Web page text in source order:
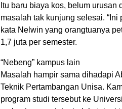
Itu baru biaya kos, belum
masalah tak kunjung selesai.
kata Nelwin yang orangtuanya
1,7 juta per semester.
“Nebeng” kampus lain
Masalah hampir sama dihadapi
Teknik Pertambangan Unisa.
program studi tersebut ke